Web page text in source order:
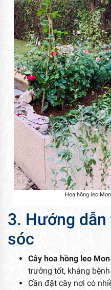
Hoa hồng leo
3. Hướng
sóc
Cây hoa hồng leo
trưởng tốt, kháng
Cần đặt cây nơi có